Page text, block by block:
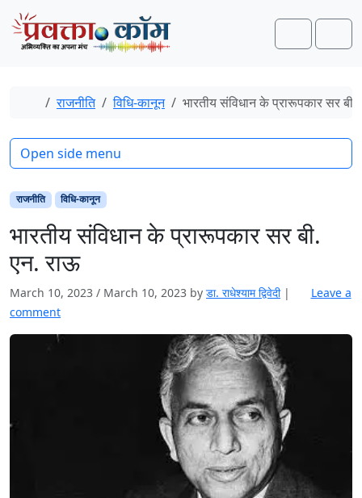
Skip to content
Skip to footer
Search
Home
राजनीति विधि-कानून भारतीय संविधान के प्रारूपकार सर
राजनीति विधि-कानून
भारतीय संविधान के प्रारूपकार सर बी.
एन. राऊ
March 10, 2023 / March 10, 2023 by डा. राधेश्याम द्विवेदी |
Leave a
comment
Open side menu